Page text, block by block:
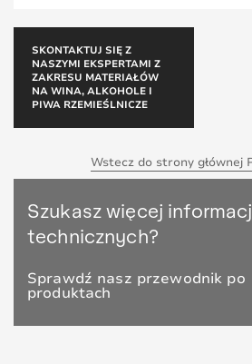
SKONTAKTUJ SIĘ Z
NASZYMI EKSPERTAMI Z
ZAKRESU MATERIAŁÓW
NA WINA, ALKOHOLE I
PIWA RZEMIEŚLNICZE
Wstecz do strony głównej
Szukasz więcej
technicznych?
Sprawdź nasz przewodnik po
produktach